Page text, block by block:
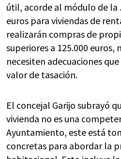
útil, acorde al módulo de la
euros para viviendas de
realizarán compras de
superiores a 125.000 euros,
necesiten adecuaciones
valor de tasación.
El concejal Garijo subrayó
vivienda no es una
Ayuntamiento, este está
concretas para abordar la